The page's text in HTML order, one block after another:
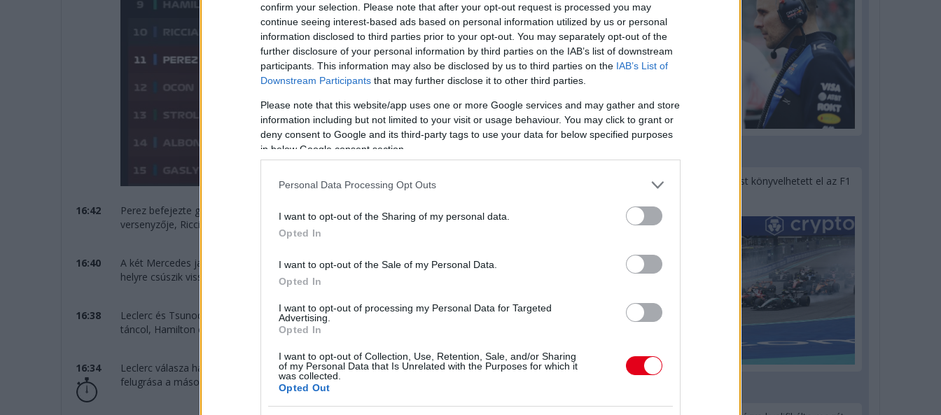
confirm your selection. Please note that after your opt-out request is processed you may
continue seeing interest-based ads based on personal information utilized by us or personal
information disclosed to third parties prior to your opt-out. You may separately opt-out of the
further disclosure of your personal information by third parties on the IAB’s list of downstream
participants. This information may also be disclosed by us to third parties on the IAB’s List of
Downstream Participants that may further disclose it to other third parties.
Please note that this website/app uses one or more Google services and may gather and store
information including but not limited to your visit or usage behaviour. You may click to grant or
deny consent to Google and its third-party tags to use your data for below specified purposes
in below Google consent section.
Personal Data Processing Opt Outs
I want to opt-out of the Sharing of my personal data.
Opted In
I want to opt-out of the Sale of my Personal Data.
Opted In
I want to opt-out of processing my Personal Data for Targeted
Advertising.
Opted In
I want to opt-out of Collection, Use, Retention, Sale, and/or Sharing
of my Personal Data that Is Unrelated with the Purposes for which it
was collected.
Opted Out
16:42
Perez befejezte gyorskörét, de 15 ezredmásodperc híján kiesik. A kárára éppen a testvérautó
versenyzője, Ricciardo jut tovább – a két RB bejut, az egyik Red Bull kiesik!
16:40
A két Mercedes javít, Hülkenberg azonban eléjük jön be, a hatodik helyre – Perez viszont kieső, 11.
helyre csúszik vissza!
16:38
Leclerc és Tsunoda mögött Verstappen, Piastri és Norris – a két Mercedes azonban a kiesés határán
táncol, Hamilton csak a 10., Russell a 11. helyen. Következnek az utolsó percek.
16:34
Leclerc válasza hat századdal gyorsabb (1:15,328), ő az első – de az igazi meglepetés Tsunoda
felugrása a második helyre, három századdal a monacói mögé!
Óriási bevétel-visszaesést könyvelhetett el az F1